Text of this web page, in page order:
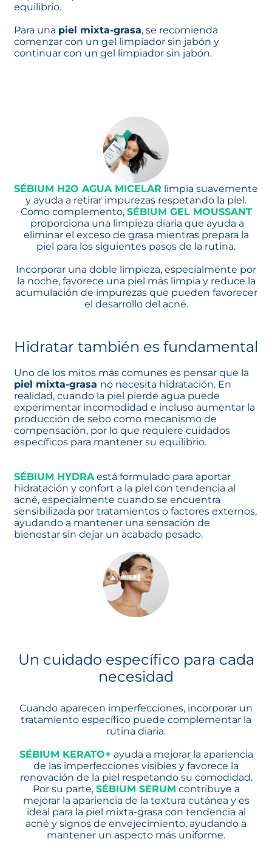
equilibrio.
Para una piel mixta-grasa, se recomienda
comenzar con un gel limpiador sin jabón y
continuar con un gel limpiador sin jabón.
SÉBIUM H2O AGUA MICELAR se abre en una
limpia suavemente
y ayuda a retirar impurezas respetando la piel.
Como complemento, SÉBIUM GEL MOUSSANT
se abre en una pestaña nueva
proporciona una limpieza diaria que ayuda a
eliminar el exceso de grasa mientras prepara la
piel para los siguientes pasos de la rutina.
Incorporar una doble limpieza, especialmente por
la noche, favorece una piel más limpia y reduce la
acumulación de impurezas que pueden favorecer
el desarrollo del acné.
Hidratar también es fundamental
Uno de los mitos más comunes es pensar que la
piel mixta-grasa no necesita hidratación. En
realidad, cuando la piel pierde agua puede
experimentar incomodidad e incluso aumentar la
producción de sebo como mecanismo de
compensación, por lo que requiere cuidados
específicos para mantener su equilibrio.
SÉBIUM HYDRA se abre en una pestaña nueva
está formulado para aportar
hidratación y confort a la piel con tendencia al
acné, especialmente cuando se encuentra
sensibilizada por tratamientos o factores externos,
ayudando a mantener una sensación de
bienestar sin dejar un acabado pesado.
Un cuidado específico para cada
necesidad
Cuando aparecen imperfecciones, incorporar un
tratamiento específico puede complementar la
rutina diaria.
SÉBIUM KERATO+ se abre en una pestaña nueva
ayuda a mejorar la apariencia
de las imperfecciones visibles y favorece la
renovación de la piel respetando su comodidad.
Por su parte, SÉBIUM SERUM se abre en una
contribuye a
mejorar la apariencia de la textura cutánea y es
ideal para la piel mixta-grasa con tendencia al
acné y signos de envejecimiento, ayudando a
mantener un aspecto más uniforme.